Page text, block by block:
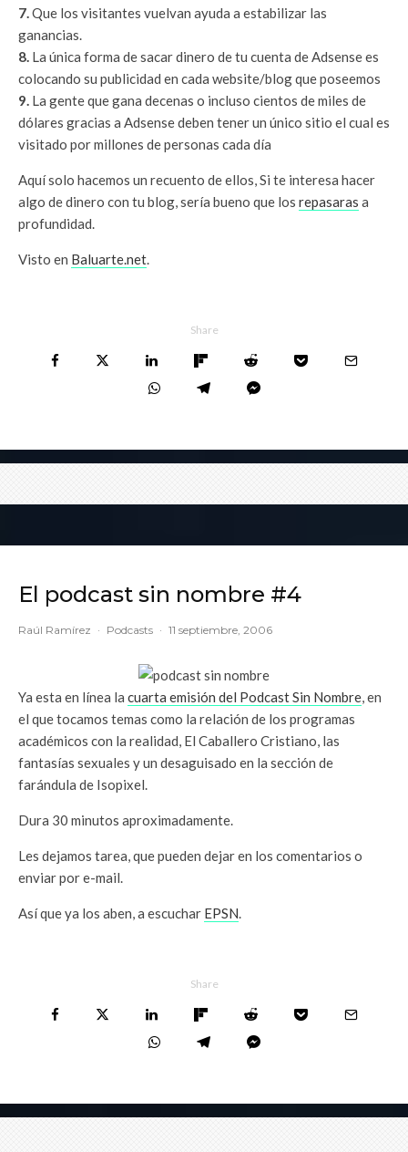
7.Que los visitantes vuelvan ayuda a estabilizar las
ganancias.
8. La única forma de sacar dinero de tu cuenta de Adsense es
colocando su publicidad en cada website/blog que poseemos
9. La gente que gana decenas o incluso cientos de miles de
dólares gracias a Adsense deben tener un único sitio el cual es
visitado por millones de personas cada día
Aquí solo hacemos un recuento de ellos, Si te interesa hacer
algo de dinero con tu blog, sería bueno que los repasaras a
profundidad.
Visto en Baluarte.net.
Share
El podcast sin nombre #4
Raúl Ramírez · Podcasts · 11 septiembre, 2006
Ya esta en línea la cuarta emisión del Podcast Sin Nombre, en
el que tocamos temas como la relación de los programas
académicos con la realidad, El Caballero Cristiano, las
fantasías sexuales y un desaguisado en la sección de
farándula de Isopixel.
Dura 30 minutos aproximadamente.
Les dejamos tarea, que pueden dejar en los comentarios o
enviar por e-mail.
Así que ya los aben, a escuchar EPSN.
Share